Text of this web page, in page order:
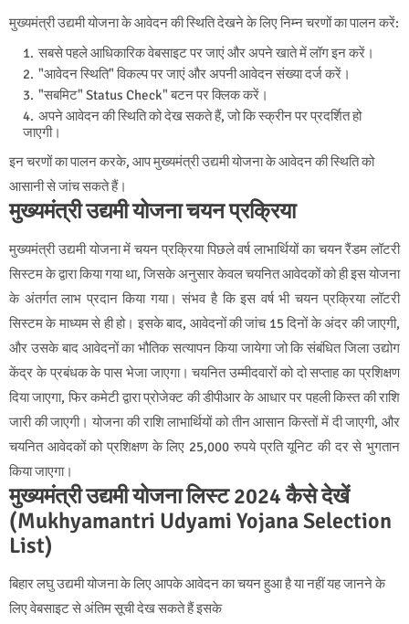
मुख्यमंत्री उद्यमी योजना के आवेदन की स्थिति देखने के लिए निम्न चरणों का पालन करें:
सबसे पहले आधिकारिक वेबसाइट पर जाएं और अपने खाते में लॉग इन करें।
"आवेदन स्थिति" विकल्प पर जाएं और अपनी आवेदन संख्या दर्ज करें।
"सबमिट" Status Check" बटन पर क्लिक करें।
अपने आवेदन की स्थिति को देख सकते हैं, जो कि स्क्रीन पर प्रदर्शित हो
जाएगी।
इन चरणों का पालन करके, आप मुख्यमंत्री उद्यमी योजना के आवेदन की स्थिति को
आसानी से जांच सकते हैं।
मुख्यमंत्री उद्यमी योजना चयन प्रक्रिया
मुख्यमंत्री उद्यमी योजना में चयन प्रक्रिया पिछले वर्ष लाभार्थियों का चयन रैंडम लॉटरी
सिस्टम के द्वारा किया गया था, जिसके अनुसार केवल चयनित आवेदकों को ही इस योजना
के अंतर्गत लाभ प्रदान किया गया। संभव है कि इस वर्ष भी चयन प्रक्रिया लॉटरी
सिस्टम के माध्यम से ही हो। इसके बाद, आवेदनों की जांच 15 दिनों के अंदर की जाएगी,
और उसके बाद आवेदनों का भौतिक सत्यापन किया जायेगा जो कि संबंधित जिला उद्योग
केंद्र के प्रबंधक के पास भेजा जाएगा। चयनित उम्मीदवारों को दो सप्ताह का प्रशिक्षण
दिया जाएगा, फिर कमेटी द्वारा प्रोजेक्ट की डीपीआर के आधार पर पहली किस्त की राशि
जारी की जाएगी। योजना की राशि लाभार्थियों को तीन आसान किस्तों में दी जाएगी, और
चयनित आवेदकों को प्रशिक्षण के लिए 25,000 रुपये प्रति यूनिट की दर से भुगतान
किया जाएगा।
मुख्यमंत्री उद्यमी योजना लिस्ट 2024 कैसे देखें
(Mukhyamantri Udyami Yojana Selection
List)
बिहार लघु उद्यमी योजना के लिए आपके आवेदन का चयन हुआ है या नहीं यह जानने के
लिए वेबसाइट से अंतिम सूची देख सकते हैं इसके